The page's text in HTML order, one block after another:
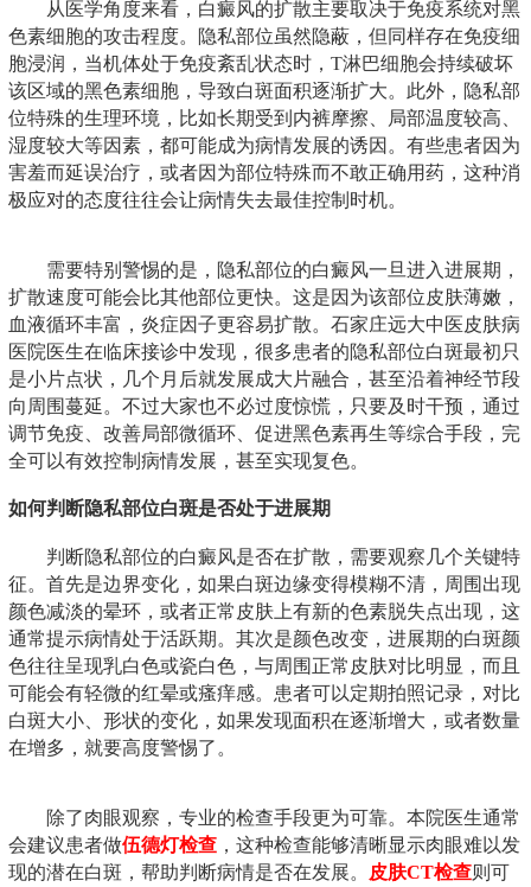
从医学角度来看，白癜风的扩散主要取决于免疫系统对黑
色素细胞的攻击程度。隐私部位虽然隐蔽，但同样存在免疫细
胞浸润，当机体处于免疫紊乱状态时，T淋巴细胞会持续破坏
该区域的黑色素细胞，导致白斑面积逐渐扩大。此外，隐私部
位特殊的生理环境，比如长期受到内裤摩擦、局部温度较高、
湿度较大等因素，都可能成为病情发展的诱因。有些患者因为
害羞而延误治疗，或者因为部位特殊而不敢正确用药，这种消
极应对的态度往往会让病情失去最佳控制时机。
需要特别警惕的是，隐私部位的白癜风一旦进入进展期，
扩散速度可能会比其他部位更快。这是因为该部位皮肤薄嫩，
血液循环丰富，炎症因子更容易扩散。石家庄远大中医皮肤病
医院医生在临床接诊中发现，很多患者的隐私部位白斑最初只
是小片点状，几个月后就发展成大片融合，甚至沿着神经节段
向周围蔓延。不过大家也不必过度惊慌，只要及时干预，通过
调节免疫、改善局部微循环、促进黑色素再生等综合手段，完
全可以有效控制病情发展，甚至实现复色。
如何判断隐私部位白斑是否处于进展期
判断隐私部位的白癜风是否在扩散，需要观察几个关键特
征。首先是边界变化，如果白斑边缘变得模糊不清，周围出现
颜色减淡的晕环，或者正常皮肤上有新的色素脱失点出现，这
通常提示病情处于活跃期。其次是颜色改变，进展期的白斑颜
色往往呈现乳白色或瓷白色，与周围正常皮肤对比明显，而且
可能会有轻微的红晕或瘙痒感。患者可以定期拍照记录，对比
白斑大小、形状的变化，如果发现面积在逐渐增大，或者数量
在增多，就要高度警惕了。
除了肉眼观察，专业的检查手段更为可靠。本院医生通常
会建议患者做伍德灯检查 ，这种检查能够清晰显示肉眼难以发
现的潜在白斑，帮助判断病情是否在发展。
皮肤CT检查则可